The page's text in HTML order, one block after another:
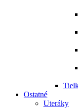
Ostatné
Uteráky